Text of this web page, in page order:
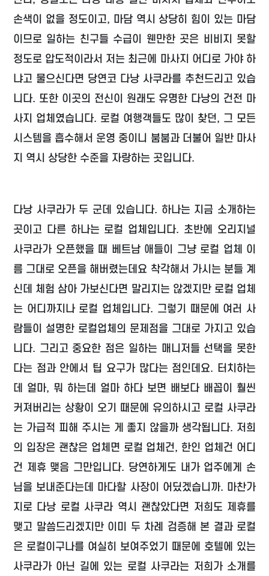
손색이 없을 정도이고, 마담 역시 상당히 힘이 있는 마담
이므로 일하는 친구들 수급이 웬만한 곳은 비비지 못할
정도로 압도적이라서 저는 최근에 마사지 어디로 가야 하
냐고 물으신다면 당연코 다낭 사쿠라를 추천드리고 있습
니다. 또한 이곳의 전신이 원래도 유명한 다낭의 건전 마
사지 업체였습니다. 로컬 여행객들도 많이 찾던, 그 모든
시스템을 흡수해서 운영 중이니 붐붐과 더불어 일반 마사
지 역시 상당한 수준을 자랑하는 곳입니다.
다낭 사쿠라가 두 군데 있습니다. 하나는 지금 소개하는
곳이고 다른 하나는 로컬 업체입니다. 초반에 오리지널
사쿠라가 오픈했을 때 베트남 애들이 그냥 로컬 업체 이
름 그대로 오픈을 해버렸는데요 착각해서 가시는 분들 계
신데 체험 삼아 가보신다면 말리지는 않겠지만 로컬 업체
는 어디까지나 로컬 업체입니다. 그렇기 때문에 여러 사
람들이 설명한 로컬업체의 문제점을 그대로 가지고 있습
니다. 그리고 중요한 점은 일하는 매니저들 선택을 못한
다는 점과 안에서 팁 요구가 많다는 점인데요. 터치하는
데 얼마, 뭐 하는데 얼마 하다 보면 배보다 배꼽이 훨씬
커져버리는 상황이 오기 때문에 유의하시고 로컬 사쿠라
는 가급적 피해 주시는 게 좋지 않을까 생각됩니다. 저희
의 입장은 괜찮은 업체면 로컬 업체건, 한인 업체건 어디
건 제휴 맺음 그만입니다. 당연하게도 내가 업주에게 손
님을 보내준다는데 마다할 사장이 어딨겠습니까. 마찬가
지로 다낭 로컬 사쿠라 역시 괜찮았다면 저희도 제휴를
맺고 말씀드리겠지만 이미 두 차례 검증해 본 결과 로컬
은 로컬이구나를 여실히 보여주었기 때문에 호텔에 있는
사쿠라가 아닌 길에 있는 로컬 사쿠라는 저희가 소개를